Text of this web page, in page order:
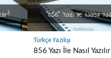
Türkçe Yazılışı
856 Yazı İle Nasıl Yazılır